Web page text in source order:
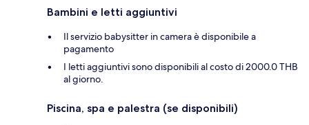
Bambini e letti aggiuntivi
Il servizio babysitter in camera è disponibile a
pagamento
I letti aggiuntivi sono disponibili al costo di 2000.0 THB
al giorno.
Piscina, spa e palestra (se disponibili)